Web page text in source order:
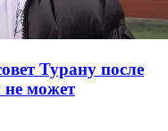
Турану после
может